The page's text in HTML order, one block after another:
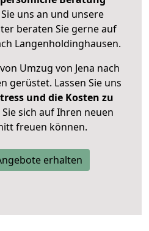
uns an und unsere
beraten Sie gerne auf
Langenholdinghausen.
Umzug von Jena nach
gerüstet. Lassen Sie uns
und die Kosten zu
sich auf Ihren neuen
freuen können.
erhalten